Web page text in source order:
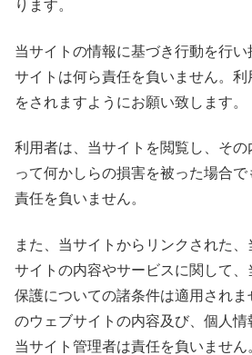
ります。
当サイトの情報に基づき行動を行
サイトは何ら責任を負いません。
をされますようにお願い致します。
利用者は、当サイトを閲覧し、その
って何かしらの損害を被った場合
責任を負いません。
また、当サイトからリンクされた
サイトの内容やサービスに関して
保護についての諸条件は適用され
のウェブサイトの内容及び、個人情
当サイト管理者は責任を負いませ